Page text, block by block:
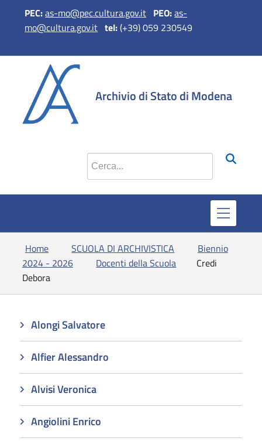
PEC:as-mo@pec.cultura.gov.it PEO:as-
mo@cultura.gov.it tel:(+39) 059 230549
Archivio di Stato di Modena
Cerca nel sito
Home SCUOLA DI ARCHIVISTICA
Biennio
2024 - 2026
Docenti della Scuola
Credi
Debora
Alongi Salvatore
Alfier Alessandro
Alvisi Veronica
Angiolini Enrico